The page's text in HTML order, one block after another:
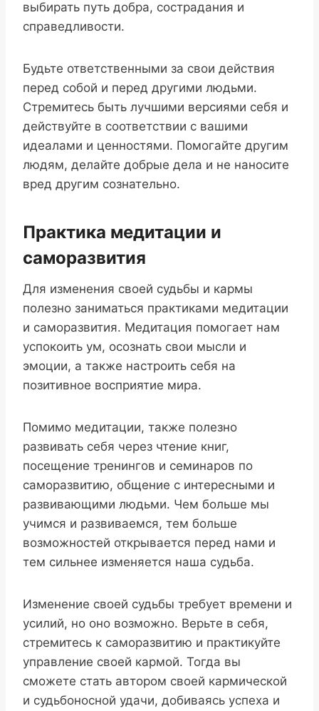
выбирать путь добра, сострадания и
справедливости.
Будьте ответственными за свои действия
перед собой и перед другими людьми.
Стремитесь быть лучшими версиями себя и
действуйте в соответствии с вашими
идеалами и ценностями. Помогайте другим
людям, делайте добрые дела и не наносите
вред другим сознательно.
Практика медитации и
саморазвития
Для изменения своей судьбы и кармы
полезно заниматься практиками медитации
и саморазвития. Медитация помогает нам
успокоить ум, осознать свои мысли и
эмоции, а также настроить себя на
позитивное восприятие мира.
Помимо медитации, также полезно
развивать себя через чтение книг,
посещение тренингов и семинаров по
саморазвитию, общение с интересными и
развивающими людьми. Чем больше мы
учимся и развиваемся, тем больше
возможностей открывается перед нами и
тем сильнее изменяется наша судьба.
Изменение своей судьбы требует времени и
усилий, но оно возможно. Верьте в себя,
стремитесь к саморазвитию и практикуйте
управление своей кармой. Тогда вы
сможете стать автором своей кармической
и судьбоносной удачи, добиваясь успеха и